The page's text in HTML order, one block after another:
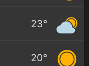
23°
20°